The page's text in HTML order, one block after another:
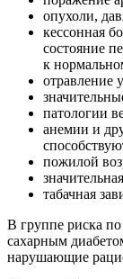
опухоли,
кессонная
состояние
к
отравление
патологии
анемии и
пожилой
табачная
В группе риска
сахарным
нарушающие